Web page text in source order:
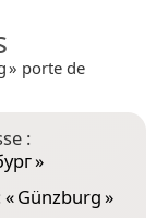
» porte de
:
»
«Günzburg»